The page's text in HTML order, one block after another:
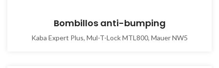
Bombillos anti-bumping
Kaba Expert Plus, Mul-T-Lock MTL800, Mauer NW5